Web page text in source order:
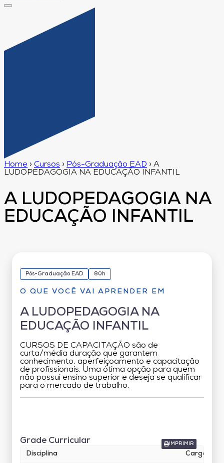
Home › Cursos › Pós-Graduação EAD › A
LUDOPEDAGOGIA NA EDUCAÇÃO INFANTIL
A LUDOPEDAGOGIA NA
EDUCAÇÃO INFANTIL
Pós-Graduação EAD 80h
O QUE VOCÊ VAI APRENDER EM
A LUDOPEDAGOGIA NA
EDUCAÇÃO INFANTIL
CURSOS DE CAPACITAÇÃO são de
curta/média duração que garantem
conhecimento, aperfeiçoamento e capacitação
de profissionais. Uma ótima opção para quem
não possui ensino superior e deseja se qualificar
para o mercado de trabalho.
IMPRIMIR
Grade Curricular
Disciplina Carga